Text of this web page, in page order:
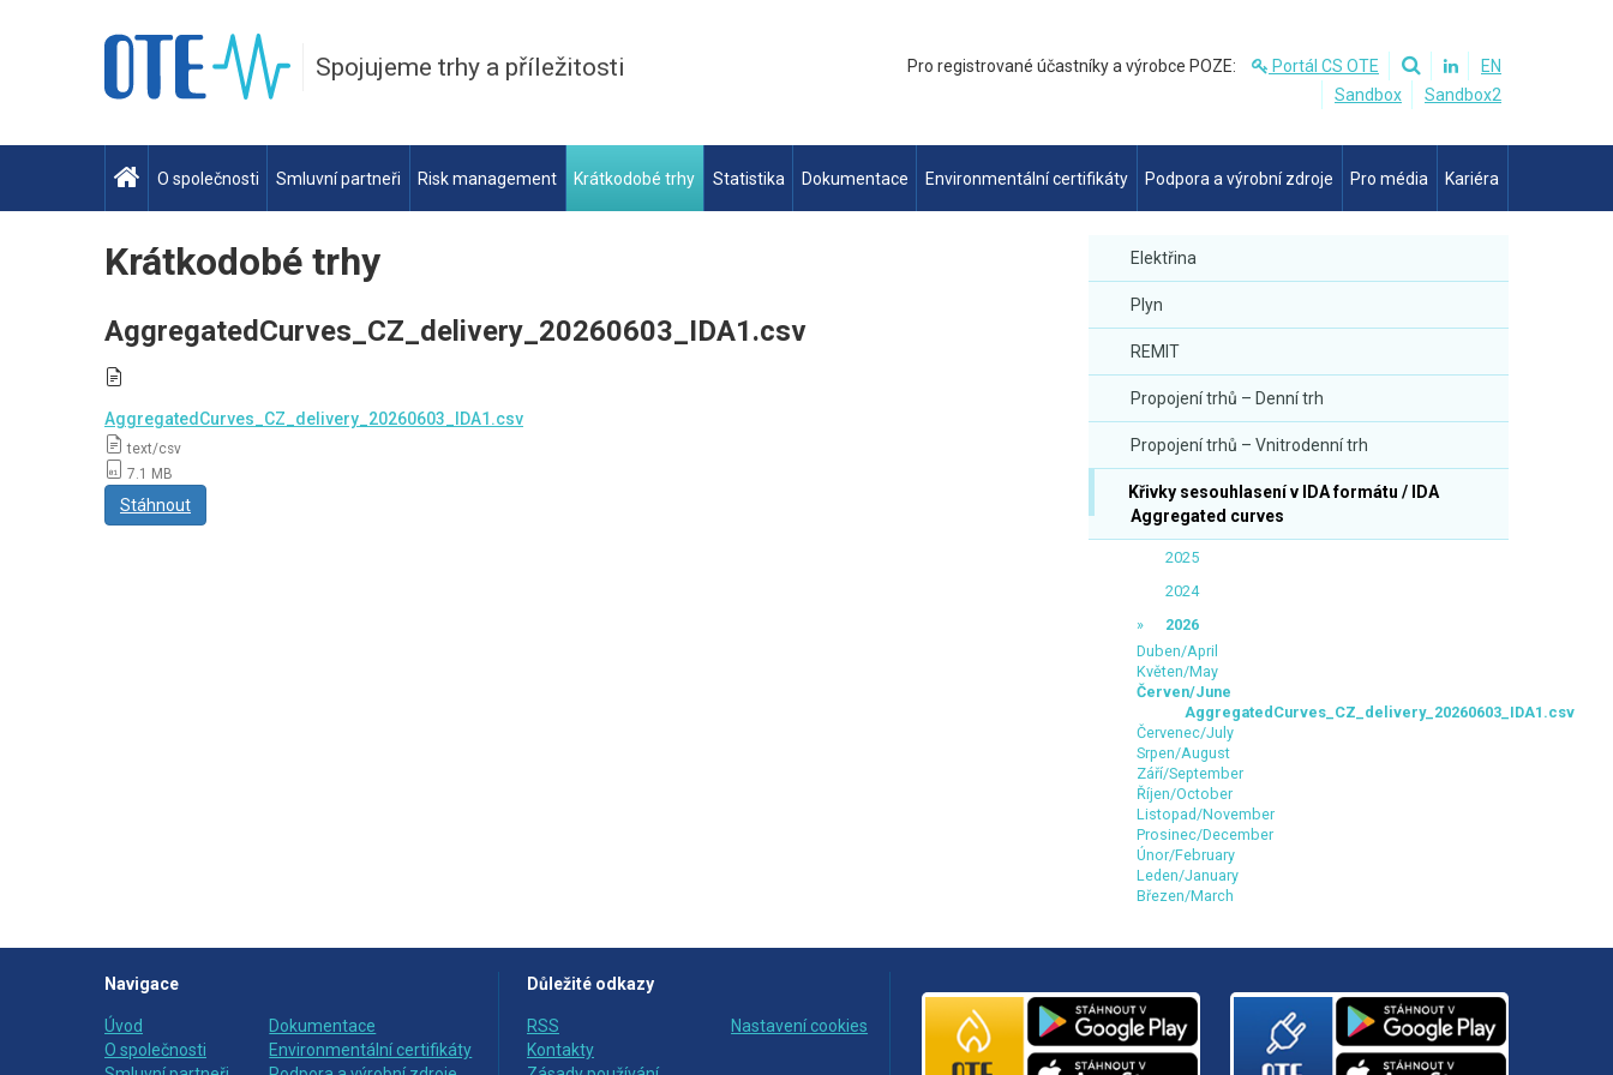
Spojujeme trhy a příležitosti Pro registrované účastníky a výrobce POZE: Portál CS OTE
EN
Sandbox
Sandbox2
O společnosti Smluvní partneři Risk management Krátkodobé trhy Statistika Dokumentace Environmentální certifikáty Podpora a výrobní zdroje Pro média Kariéra
Elektřina
Plyn
REMIT
Propojení trhů – Denní trh
Propojení trhů – Vnitrodenní trh
Křivky sesouhlasení v IDA formátu / IDA
Aggregated curves
2025
2024
2026
Duben/April
Květen/May
Červen/June
AggregatedCurves_CZ_delivery_20260603_IDA1.csv
Červenec/July
Srpen/August
Září/September
Říjen/October
Listopad/November
Prosinec/December
Únor/February
Leden/January
Březen/March
Krátkodobé trhy
AggregatedCurves_CZ_delivery_20260603_IDA1.csv
AggregatedCurves_CZ_delivery_20260603_IDA1.csv
text/csv
7.1 MB
Stáhnout
Navigace
Úvod
O společnosti
Dokumentace
Environmentální certifikáty
Důležité odkazy
RSS
Kontakty
Nastavení cookies